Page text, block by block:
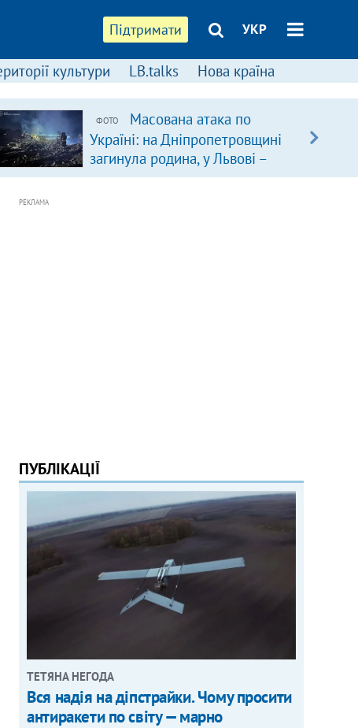
Підтримати УКР
культури LB.talks Нова країна
ФОТО
Масована атака по
Україні: на Дніпропетровщині
загинула родина, у Львові –
удар по багатоповерхівках
РЕКЛАМА
ПУБЛІКАЦІЇ
ТЕТЯНА НЕГОДА
Вся надія на діпстрайки. Чому просити
антиракети по світу — марно